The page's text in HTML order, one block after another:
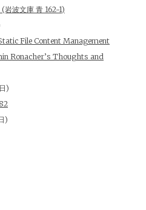
岩波文庫 青 162-1)
File Content Management
Ronacher’s Thoughts and
)
)